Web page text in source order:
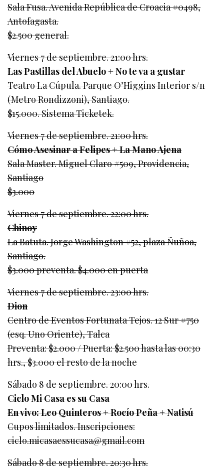
Sala Fusa. Avenida República de Croacia #0498,
Antofagasta.
$2.500 general.
Viernes 7 de septiembre. 21:00 hrs.
Las Pastillas del Abuelo + No te va a gustar
Teatro La Cúpula. Parque O’Higgins Interior s/n
(Metro Rondizzoni), Santiago.
$15.000. Sistema Ticketek.
Viernes 7 de septiembre. 21:00 hrs.
Cómo Asesinar a Felipes + La Mano Ajena
Sala Master. Miguel Claro #509, Providencia,
Santiago
$3.000
Viernes 7 de septiembre. 22:00 hrs.
Chinoy
La Batuta. Jorge Washington #52, plaza Ñuñoa,
Santiago.
$3.000 preventa. $4.000 en puerta
Viernes 7 de septiembre. 23:00 hrs.
Dion
Centro de Eventos Fortunata Tejos. 12 Sur #750
(esq. Uno Oriente), Talca
Preventa: $2.000 / Puerta: $2.500 hasta las 00:30
hrs., $3.000 el resto de la noche
Sábado 8 de septiembre. 20:00 hrs.
Ciclo Mi Casa es su Casa
En vivo: Leo Quinteros + Rocío Peña + Natisú
Cupos limitados. Inscripciones:
ciclo.micasaessucasa@gmail.com
Sábado 8 de septiembre. 20:30 hrs.